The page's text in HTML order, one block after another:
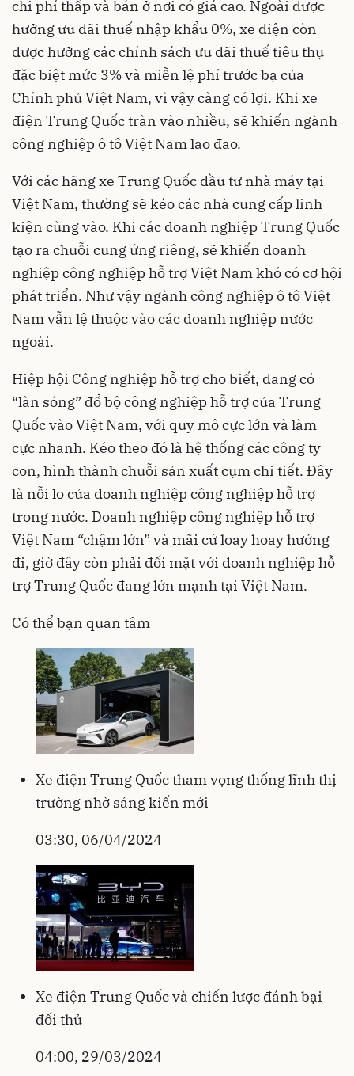
chi phí thấp và bán ở nơi có giá cao. Ngoài được
hưởng ưu đãi thuế nhập khẩu 0%, xe điện còn
được hưởng các chính sách ưu đãi thuế tiêu thụ
đặc biệt mức 3% và miễn lệ phí trước bạ của
Chính phủ Việt Nam, vì vậy càng có lợi. Khi xe
điện Trung Quốc tràn vào nhiều, sẽ khiến ngành
công nghiệp ô tô Việt Nam lao đao.
Với các hãng xe Trung Quốc đầu tư nhà máy tại
Việt Nam, thường sẽ kéo các nhà cung cấp linh
kiện cùng vào. Khi các doanh nghiệp Trung Quốc
tạo ra chuỗi cung ứng riêng, sẽ khiến doanh
nghiệp công nghiệp hỗ trợ Việt Nam khó có cơ hội
phát triển. Như vậy ngành công nghiệp ô tô Việt
Nam vẫn lệ thuộc vào các doanh nghiệp nước
ngoài.
Hiệp hội Công nghiệp hỗ trợ cho biết, đang có
“làn sóng” đổ bộ công nghiệp hỗ trợ của Trung
Quốc vào Việt Nam, với quy mô cực lớn và làm
cực nhanh. Kéo theo đó là hệ thống các công ty
con, hình thành chuỗi sản xuất cụm chi tiết. Đây
là nỗi lo của doanh nghiệp công nghiệp hỗ trợ
trong nước. Doanh nghiệp công nghiệp hỗ trợ
Việt Nam “chậm lớn” và mãi cứ loay hoay hướng
đi, giờ đây còn phải đối mặt với doanh nghiệp hỗ
trợ Trung Quốc đang lớn mạnh tại Việt Nam.
Có thể bạn quan tâm
Xe điện Trung Quốc tham vọng thống lĩnh thị
trường nhờ sáng kiến mới
03:30, 06/04/2024
Xe điện Trung Quốc và chiến lược đánh bại
đối thủ
04:00, 29/03/2024